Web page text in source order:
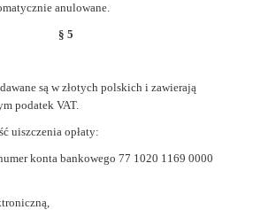
anulowane.
§ 5
są w złotych polskich i zawierają
podatek VAT.
opłaty:
konta bankowego 77 1020 1169 0000